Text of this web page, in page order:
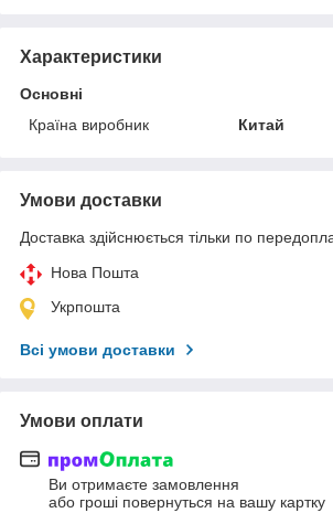
Характеристики
Основні
Країна виробник
Китай
Умови доставки
Доставка здійснюється тільки по
Нова Пошта
Укрпошта
Всі умови доставки
Умови оплати
Ви отримаєте замовлення
або гроші повернуться на вашу картку